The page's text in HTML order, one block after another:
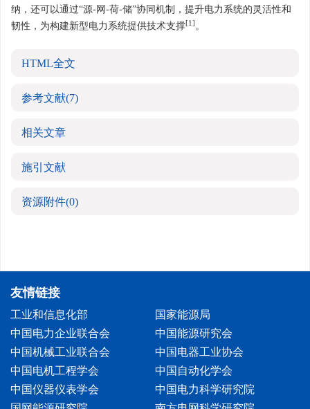
纳，还可以通过“源-网-荷-储”协同机制，提升电力系统的灵活性和
韧性，为构建新型电力系统提供技术支撑[1] 。
HTML全文
参考文献(7)
相关文章
施引文献
资源附件(0)
友情链接
工业和信息化部
国家能源局
中国电力企业联合会
中国能源研究会
中国机械工业联合会
中国电器工业协会
中国电机工程学会
中国自动化学会
中国仪器仪表学会
中国电力科学研究院